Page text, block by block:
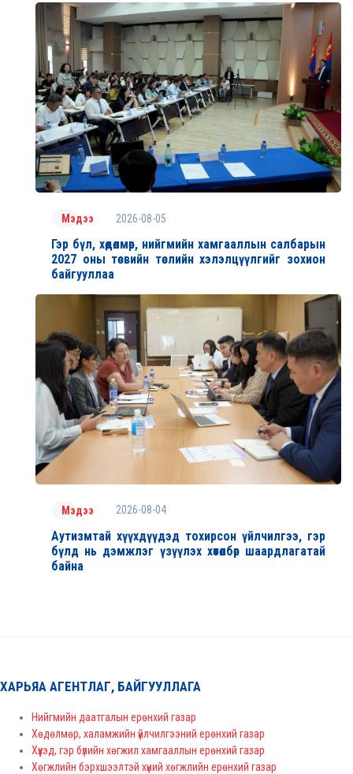
Мэдээ 2026-08-05
Гэр бүл, хөдөлмөр, нийгмийн хамгааллын салбарын
2027 оны төсвийн төслийн хэлэлцүүлгийг зохион
байгууллаа
Мэдээ 2026-08-04
Аутизмтай хүүхдүүдэд тохирсон үйлчилгээ, гэр
бүлд нь дэмжлэг үзүүлэх хөтөлбөр шаардлагатай
байна
ХАРЬЯА АГЕНТЛАГ, БАЙГУУЛЛАГА
Нийгмийн даатгалын ерөнхий газар
Хөдөлмөр, халамжийн үйлчилгээний ерөнхий газар
Хүүхэд, гэр бүлийн хөгжил хамгааллын ерөнхий газар
Хөгжлийн бэрхшээлтэй хүний хөгжлийн ерөнхий газар